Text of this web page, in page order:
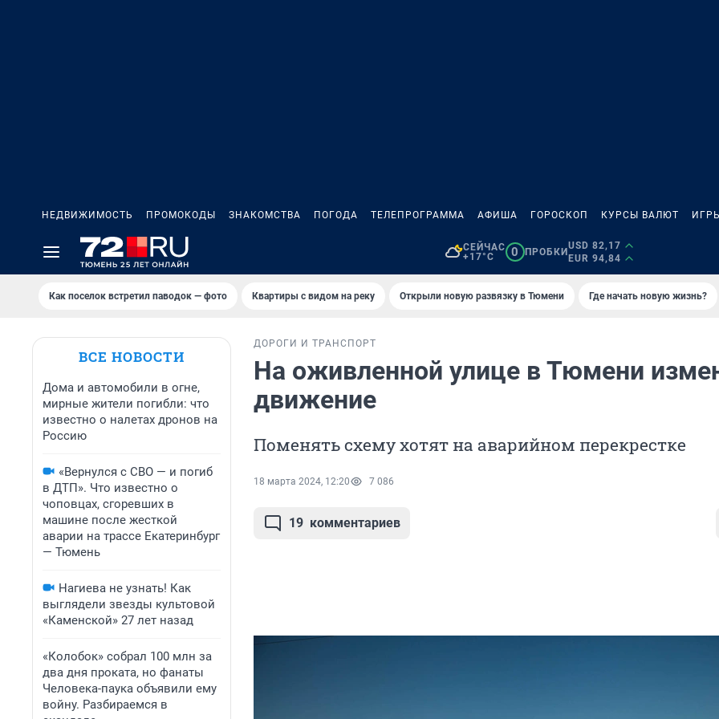
НЕДВИЖИМОСТЬ ПРОМОКОДЫ ЗНАКОМСТВА ПОГОДА ТЕЛЕПРОГРАММА АФИША ГОРОСКОП КУРСЫ ВАЛЮТ
СЕЙЧАС
+17°C
0 ПРОБКИ
USD 82,17
EUR 94,84
Как поселок встретил паводок — фото Квартиры с видом на реку Открыли новую развязку в Тюмени Где начать новую жизнь?
ВСЕ НОВОСТИ
Дома и автомобили в огне,
мирные жители погибли: что
известно о налетах дронов на
Россию
«Вернулся с СВО — и погиб
в ДТП». Что известно о
чоповцах, сгоревших в
машине после жесткой
аварии на трассе Екатеринбург
— Тюмень
Нагиева не узнать! Как
выглядели звезды культовой
«Каменской» 27 лет назад
«Колобок» собрал 100 млн за
два дня проката, но фанаты
Человека-паука объявили ему
войну. Разбираемся в
ДОРОГИ И ТРАНСПОРТ
На оживленной улице в Тюмени
движение
Поменять схему хотят на аварийном перекрестке
18 марта 2024, 12:20 7 086
19 комментариев